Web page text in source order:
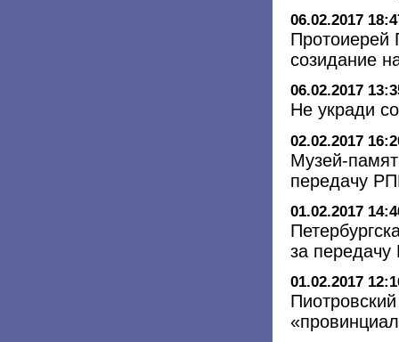
06.02.2017
Протоиерей
созидание
06.02.2017
Не укради
02.02.2017
Музей-
передачу
01.02.2017
за
01.02.2017